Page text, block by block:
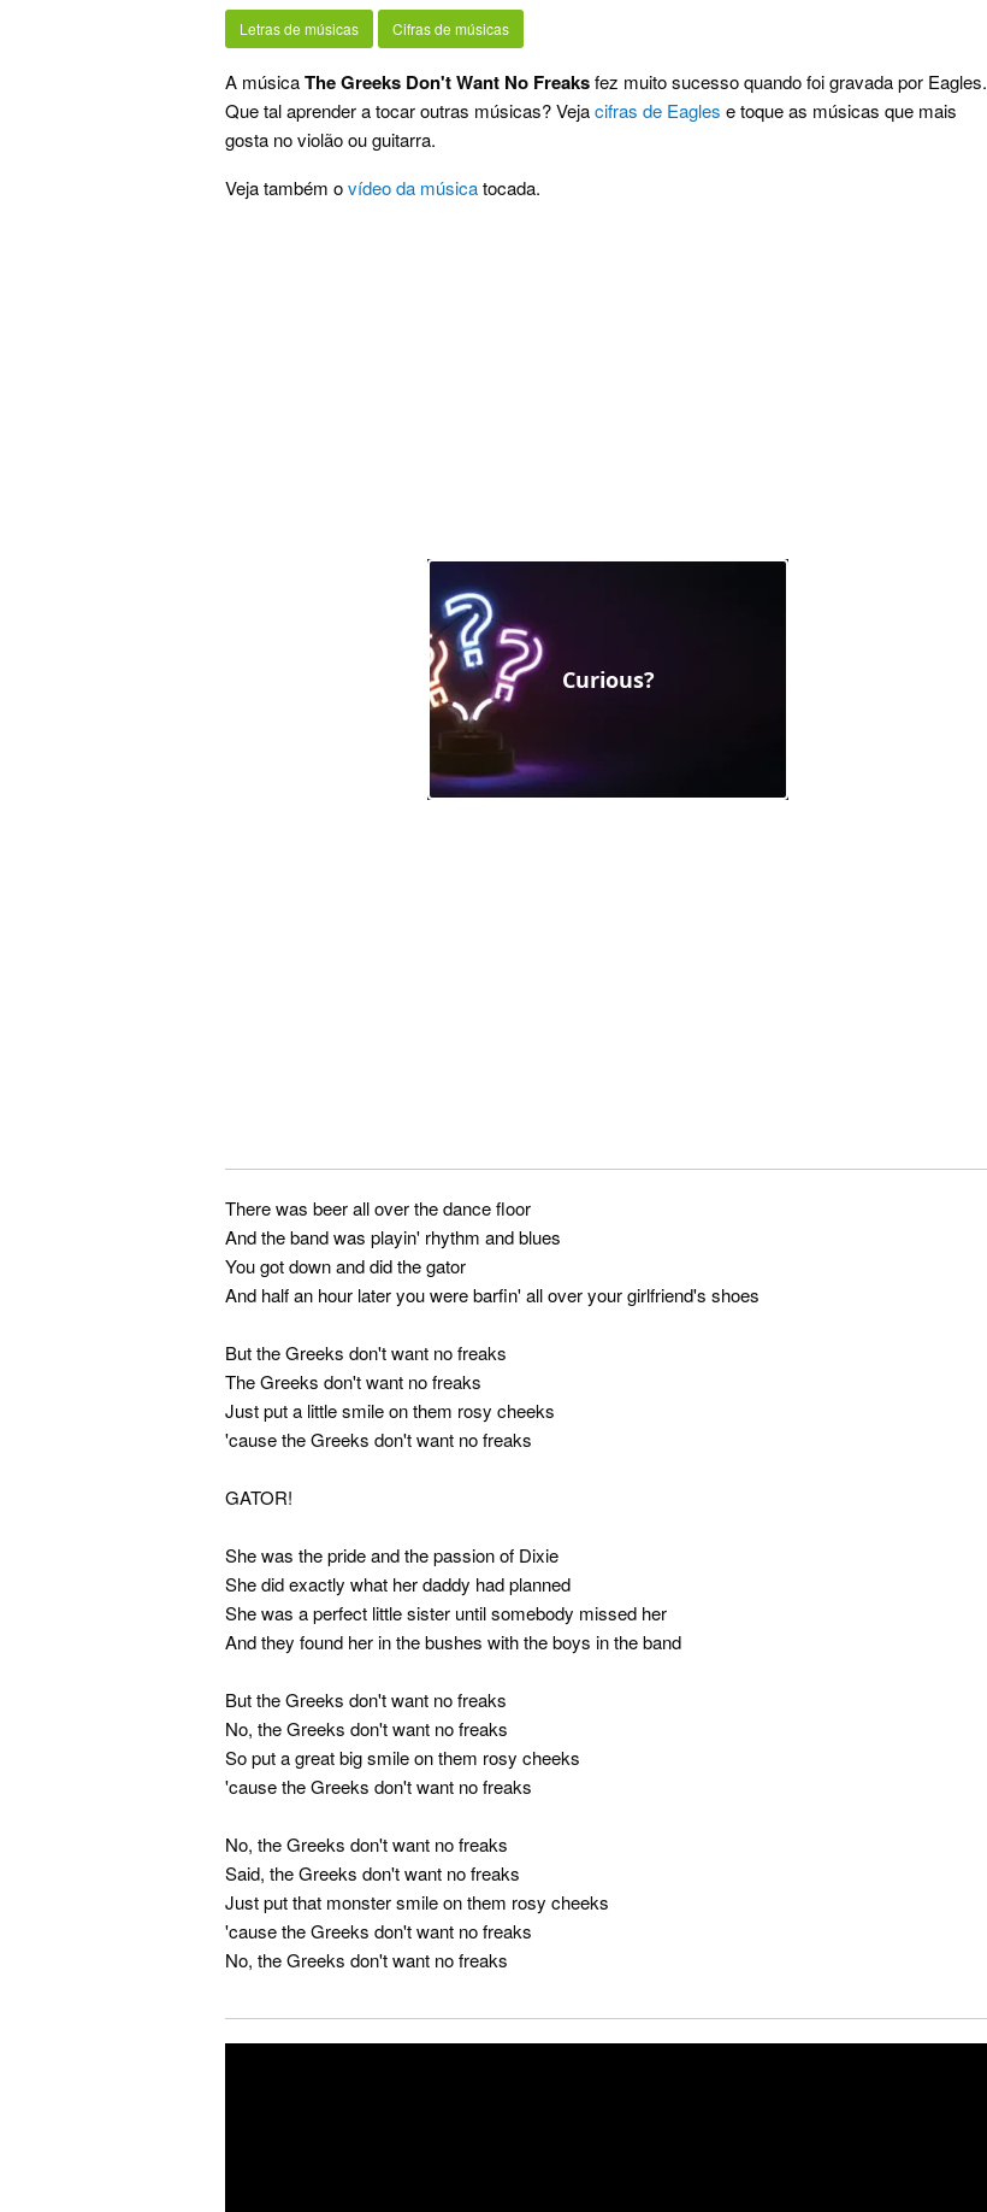
Letras de músicas Cifras de músicas
A músicaThe Greeks Don't Want No Freaksfez muito sucesso quando foi gravada por Eagles.
Que tal aprender a tocar outras músicas? Vejacifras de Eagles e toque as músicas que mais
gosta no violão ou guitarra.
Veja também ovídeo da músicatocada.
There was beer all over the dance floor
And the band was playin' rhythm and blues
You got down and did the gator
And half an hour later you were barfin' all over your girlfriend's shoes
But the Greeks don't want no freaks
The Greeks don't want no freaks
Just put a little smile on them rosy cheeks
'cause the Greeks don't want no freaks
GATOR!
She was the pride and the passion of Dixie
She did exactly what her daddy had planned
She was a perfect little sister until somebody missed her
And they found her in the bushes with the boys in the band
But the Greeks don't want no freaks
No, the Greeks don't want no freaks
So put a great big smile on them rosy cheeks
'cause the Greeks don't want no freaks
No, the Greeks don't want no freaks
Said, the Greeks don't want no freaks
Just put that monster smile on them rosy cheeks
'cause the Greeks don't want no freaks
No, the Greeks don't want no freaks